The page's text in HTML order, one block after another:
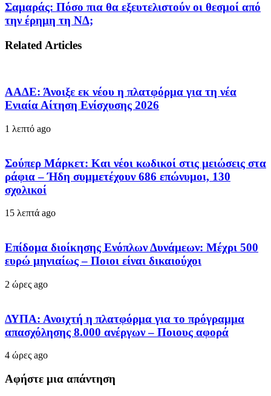
Σαμαράς: Πόσο πια θα εξευτελιστούν οι θεσμοί από
την έρημη τη ΝΔ;
Related Articles
ΑΑΔΕ: Άνοιξε εκ νέου η πλατφόρμα για τη νέα
Ενιαία Αίτηση Ενίσχυσης 2026
1 λεπτό ago
Σούπερ Μάρκετ: Και νέοι κωδικοί στις μειώσεις στα
ράφια – Ήδη συμμετέχουν 686 επώνυμοι, 130
σχολικοί
15 λεπτά ago
Επίδομα διοίκησης Ενόπλων Δυνάμεων: Μέχρι 500
ευρώ μηνιαίως – Ποιοι είναι δικαιούχοι
2 ώρες ago
ΔΥΠΑ: Ανοιχτή η πλατφόρμα για το πρόγραμμα
απασχόλησης 8.000 ανέργων – Ποιους αφορά
4 ώρες ago
Αφήστε μια απάντηση